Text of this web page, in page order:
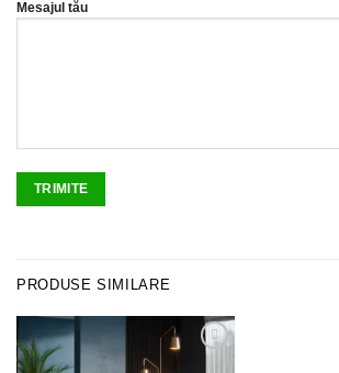
Mesajul tău
PRODUSE SIMILARE